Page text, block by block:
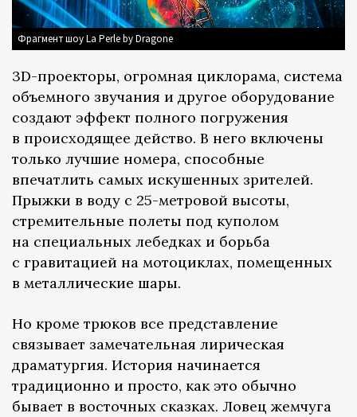
Фрагмент шоу La Perle by Dragone
3D-проекторы, огромная циклорама, система
объемного звучания и другое оборудование
создают эффект полного погружения
в происходящее действо. В него включены
только лучшие номера, способные
впечатлить самых искушенных зрителей.
Прыжки в воду с 25-метровой высоты,
стремительные полеты под куполом
на специальных лебедках и борьба
с гравитацией на мотоциклах, помещенных
в металлические шары.
Но кроме трюков все представление
связывает замечательная лирическая
драматургия. История начинается
традиционно и просто, как это обычно
бывает в восточных сказках. Ловец жемчуга